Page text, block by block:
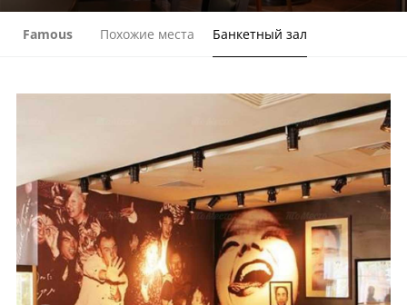
Famous Похожие места Банкетный зал